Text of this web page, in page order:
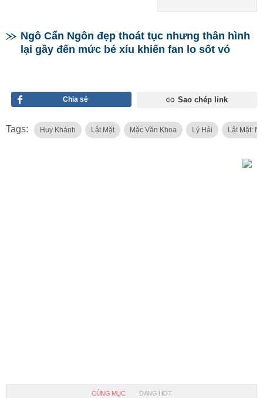
Ngô Cẩn Ngôn đẹp thoát tục nhưng thân hình
lại gầy đến mức bé xíu khiến fan lo sốt vó
Chia sẻ Sao chép link
Tags: Huy Khánh Lật Mặt Mặc Văn Khoa Lý Hải Lật Mặt:
CÙNG MỤC ĐANG HOT